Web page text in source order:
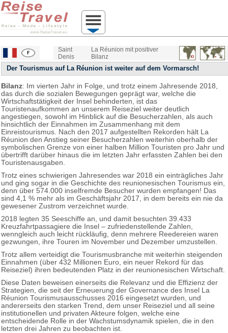
Saint
Denis
La Réunion mit positiver
Bilanz
Der Tourismus auf La Réunion ist weiter auf dem Vormarsch!
Bilanz: Im vierten Jahr in Folge, und trotz einem Jahresende 2018,
das durch die sozialen Bewegungen geprägt war, welche die
Wirtschaftstätigkeit der Insel behinderten, ist das
Touristenaufkommen an unserem Reiseziel weiter deutlich
angestiegen, sowohl im Hinblick auf die Besucherzahlen, als auch
hinsichtlich der Einnahmen im Zusammenhang mit dem
Einreistourismus. Nach den 2017 aufgestellten Rekorden hält La
Réunion den Anstieg seiner Besucherzahlen weiterhin oberhalb der
symbolischen Grenze von einer halben Million Touristen pro Jahr und
übertrifft darüber hinaus die im letzten Jahr erfassten Zahlen bei den
Touristenausgaben.
Trotz eines schwierigen Jahresendes war 2018 ein einträgliches Jahr
und ging sogar in die Geschichte des reunionesischen Tourismus ein,
denn über 574.000 inselfremde Besucher wurden empfangen! Das
sind 4,1 % mehr als im Geschäftsjahr 2017, in dem bereits ein nie da
gewesener Zustrom verzeichnet wurde.
2018 legten 35 Seeschiffe an, und damit besuchten 39.433
Kreuzfahrtpassagiere die Insel – zufriedenstellende Zahlen,
wenngleich auch leicht rückläufig, denn mehrere Reedereien waren
gezwungen, ihre Touren im November und Dezember umzustellen.
Trotz allem verteidigt die Tourismusbranche mit weiterhin steigenden
Einnahmen (über 432 Millionen Euro, ein neuer Rekord für das
Reiseziel) ihren bedeutenden Platz in der reunionesischen Wirtschaft.
Diese Daten beweisen einerseits die Relevanz und die Effizienz der
Strategien, die seit der Erneuerung der Governance des Insel La
Réunion Tourismusausschusses 2016 eingesetzt wurden, und
andererseits den starken Trend, dem unser Reiseziel und all seine
institutionellen und privaten Akteure folgen, welche eine
entscheidende Rolle in der Wachstumsdynamik spielen, die in den
letzten drei Jahren zu beobachten ist.